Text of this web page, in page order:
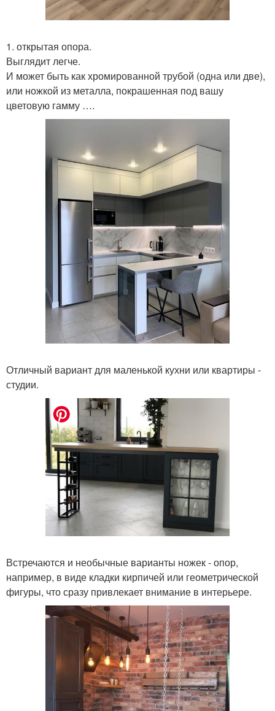
1. открытая опора.
Выглядит легче.
И может быть как хромированной трубой (одна или две),
или ножкой из металла, покрашенная под вашу
цветовую гамму ….
Отличный вариант для маленькой кухни или квартиры -
студии.
Встречаются и необычные варианты ножек - опор,
например, в виде кладки кирпичей или геометрической
фигуры, что сразу привлекает внимание в интерьере.